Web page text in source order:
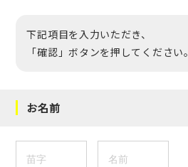
下記項目を入力いただき、
「確認」ボタンを押してください。
お名前